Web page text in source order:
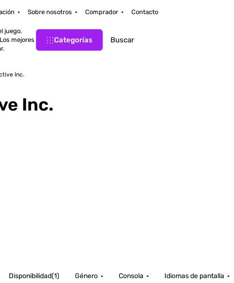
Sobre nosotros Comprador Contacto
juego.
mejores
Categorías
Inc.
Inc.
Disponibilidad(1) Género Consola Idiomas de pantalla